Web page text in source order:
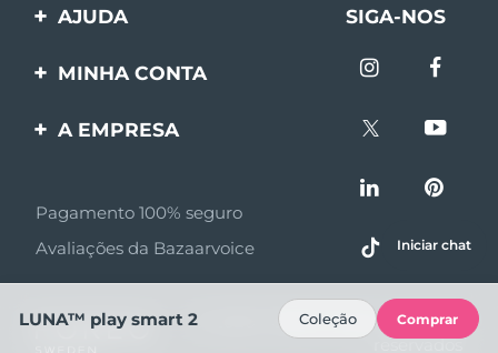
AJUDA
Entre em contato
SIGA-NOS
MINHA CONTA
Registro de produto
A EMPRESA
Afiliados
Notícias de afiliados
Pagamento 100% seguro
Avaliações da Bazaarvoice
© 2026 FOREO Todos os direitos
reservados
Iniciar chat
LUNA™ play smart 2 Coleção Comprar